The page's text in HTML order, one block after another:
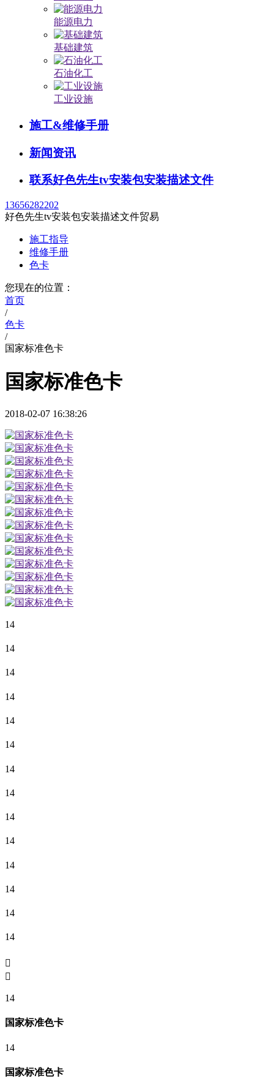
能源电力
基础建筑
石油化工
工业设施
施工&维修手册
新闻资讯
联系好色先生tv安装包安装描述文件
13656282202
好色先生tv安装包安装描述文件贸易
施工指导
维修手册
色卡
您现在的位置：
首页
/
色卡
/
国家标准色卡
国家标准色卡
2018-02-07 16:38:26
14
14
14
14
14
14
14
14
14
14
14
14
14
14


14
国家标准色卡
14
国家标准色卡